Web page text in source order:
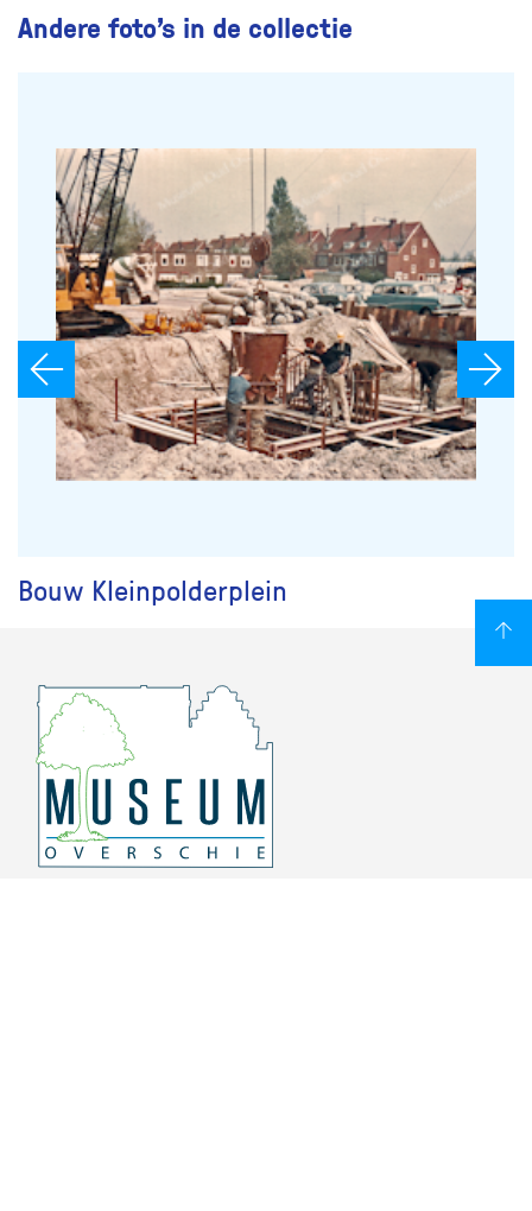
Andere foto’s in de collectie
Bouw Kleinpolderplein